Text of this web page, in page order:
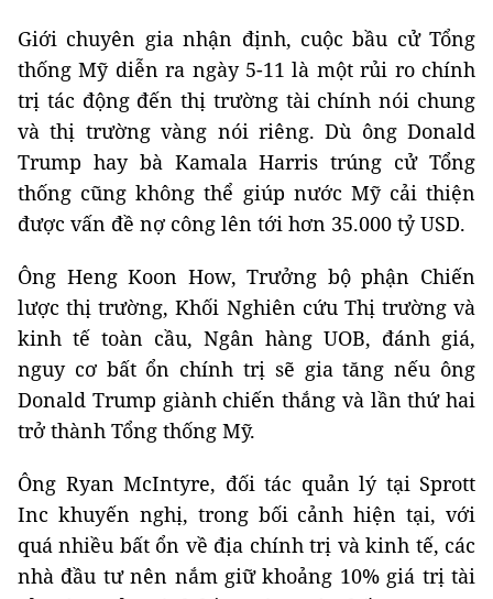
Giới chuyên gia nhận định, cuộc bầu cử Tổng
thống Mỹ diễn ra ngày 5-11 là một rủi ro chính
trị tác động đến thị trường tài chính nói chung
và thị trường vàng nói riêng. Dù ông Donald
Trump hay bà Kamala Harris trúng cử Tổng
thống cũng không thể giúp nước Mỹ cải thiện
được vấn đề nợ công lên tới hơn 35.000 tỷ USD.
Ông Heng Koon How, Trưởng bộ phận Chiến
lược thị trường, Khối Nghiên cứu Thị trường và
kinh tế toàn cầu, Ngân hàng UOB, đánh giá,
nguy cơ bất ổn chính trị sẽ gia tăng nếu ông
Donald Trump giành chiến thắng và lần thứ hai
trở thành Tổng thống Mỹ.
Ông Ryan McIntyre, đối tác quản lý tại Sprott
Inc khuyến nghị, trong bối cảnh hiện tại, với
quá nhiều bất ổn về địa chính trị và kinh tế, các
nhà đầu tư nên nắm giữ khoảng 10% giá trị tài